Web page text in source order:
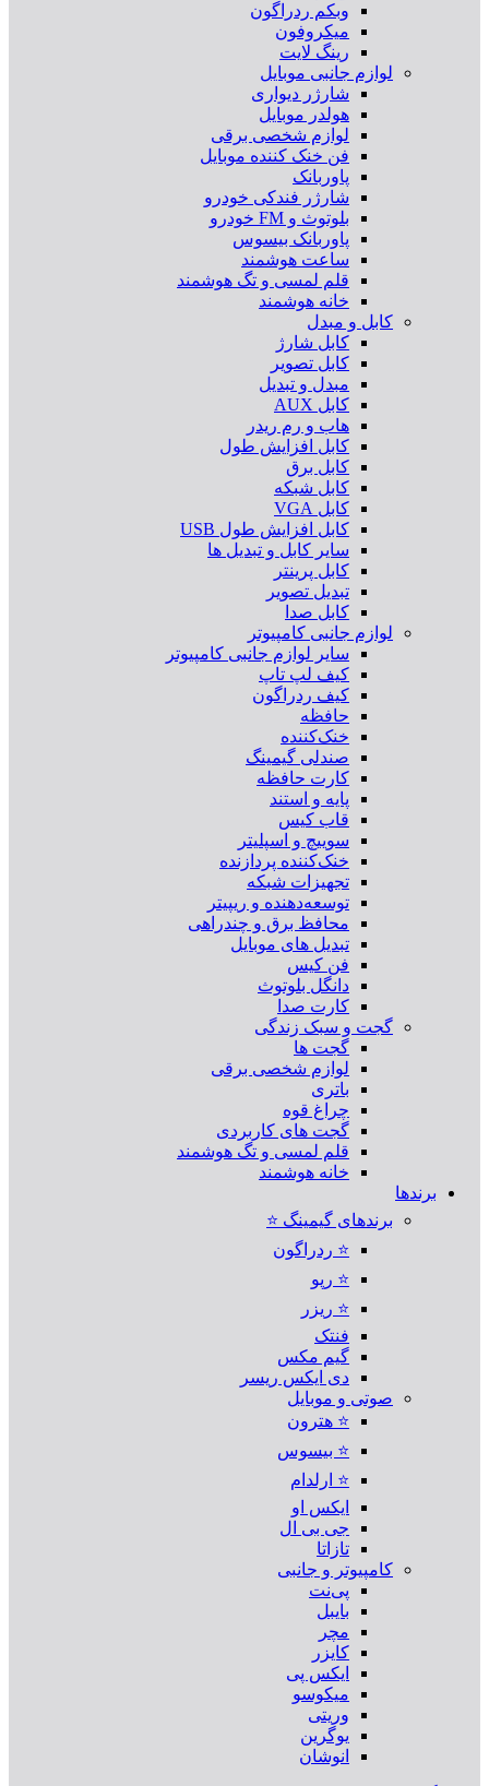
وبکم ردراگون
میکروفون
رینگ لایت
لوازم جانبی موبایل
شارژر دیواری
هولدر موبایل
لوازم شخصی برقی
فن خنک کننده موبایل
پاوربانک
شارژر فندکی خودرو
بلوتوث و FM خودرو
پاوربانک بیسوس
ساعت هوشمند
قلم لمسی و تگ هوشمند
خانه هوشمند
کابل و مبدل
کابل شارژ
کابل تصویر
مبدل و تبدیل
کابل AUX
هاب و رم ریدر
کابل افزایش طول
کابل برق
کابل شبکه
کابل VGA
کابل افزایش طول USB
سایر کابل و تبدیل ها
کابل پرینتر
تبدیل تصویر
کابل صدا
لوازم جانبی کامپیوتر
سایر لوازم جانبی کامپیوتر
کیف لپ تاپ
کیف ردراگون
حافظه
خنک‌کننده
صندلی گیمینگ
کارت حافظه
پایه و استند
قاب کیس
سوییچ و اسپلیتر
خنک‌کننده پردازنده
تجهیزات شبکه
توسعه‌دهنده و ریپیتر
محافظ برق و چندراهی
تبدیل های موبایل
فن کیس
دانگل بلوتوث
کارت صدا
گجت و سبک زندگی
گجت ها
لوازم شخصی برقی
باتری
چراغ قوه
گجت های کاربردی
قلم لمسی و تگ هوشمند
خانه هوشمند
برندها
برندهای گیمینگ ⭐
⭐ ردراگون
⭐ رپو
⭐ ریزر
فنتک
گیم مکس
دی ایکس ریسر
صوتی و موبایل
⭐ هترون
⭐ بیسوس
⭐ ارلدام
ایکس او
جی بی ال
تازاتا
کامپیوتر و جانبی
پی‌نت
بایبل
مچر
کایزر
ایکس پی
میکوسو
وریتی
یوگرین
انوشان